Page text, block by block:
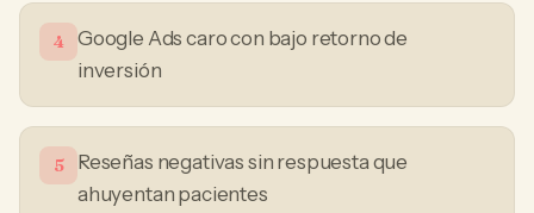
4
Google Ads caro con bajo retorno de
inversión
5
Reseñas negativas sin respuesta que
ahuyentan pacientes